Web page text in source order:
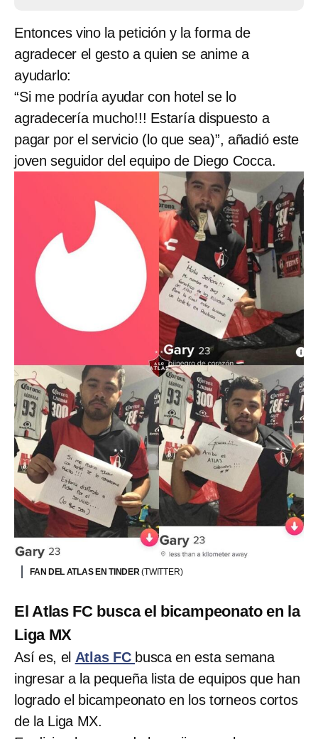
Entonces vino la petición y la forma de
agradecer el gesto a quien se anime a
ayudarlo:
“Si me podría ayudar con hotel se lo
agradecería mucho!!! Estaría dispuesto a
pagar por el servicio (lo que sea)”, añadió este
joven seguidor del equipo de Diego Cocca.
FAN DEL ATLAS EN TINDER(TWITTER)
El Atlas FC busca el bicampeonato en la
Liga MX
Así es, el Atlas FC busca en esta semana
ingresar a la pequeña lista de equipos que han
logrado el bicampeonato en los torneos cortos
de la Liga MX.